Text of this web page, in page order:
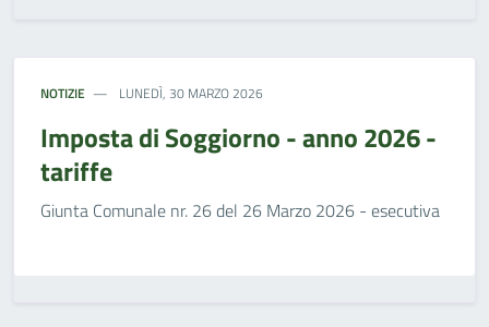
NOTIZIE LUNEDÌ, 30 MARZO 2026
Imposta di Soggiorno - anno 2026 -
tariffe
Giunta Comunale nr. 26 del 26 Marzo 2026 - esecutiva